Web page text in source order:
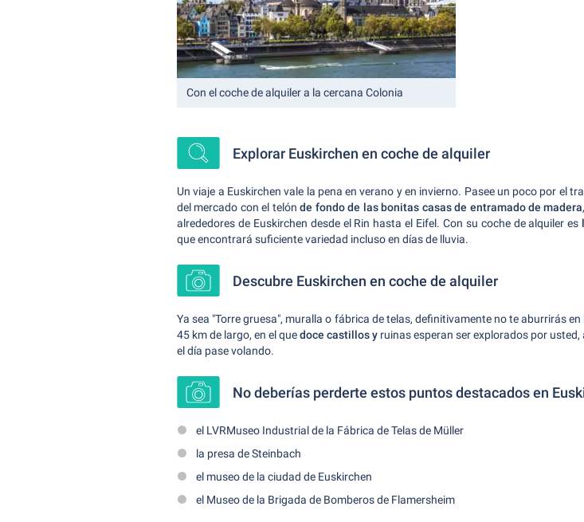
Con el coche de alquiler a la cercana Colonia
Explorar Euskirchen en coche de alquiler
Un viaje a Euskirchen vale la pena en verano y en invierno. Pasee un poco por el
del mercado con el telónde fondo de las bonitas casas de entramado de madera
alrededores de Euskirchen desde el Rin hasta el Eifel. Con su coche de alquiler es
que encontrará suficiente variedad incluso en días de lluvia.
Descubre Euskirchen en coche de alquiler
Ya sea "Torre gruesa", muralla o fábrica de telas, definitivamente no te aburrirás
45 km de largo, en el quedoce castillos y ruinas esperan ser explorados por
el día pase volando.
No deberías perderte estos puntos destacados en
el LVRMuseo Industrial de la Fábrica de Telas de Müller
la presa de Steinbach
el museo de la ciudad de Euskirchen
el Museo de la Brigada de Bomberos de Flamersheim